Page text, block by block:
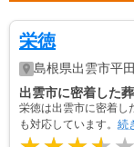
栄徳
島根県出雲市平
出雲市に密着した
栄徳は出雲市に密着し
も対応しています。 続